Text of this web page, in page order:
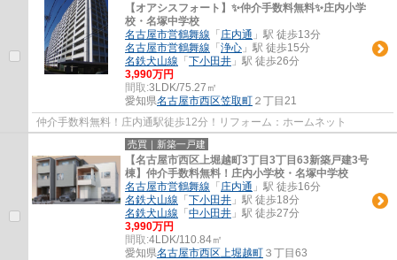
【オアシスフォート】✨️仲介手数料無料✨️庄内小学
校・名塚中学校
名古屋市営鶴舞線 「 庄内通 」駅 徒歩13分
名古屋市営鶴舞線 「 浄心 」駅 徒歩15分
名鉄犬山線 「 下小田井 」駅 徒歩26分
3,990万円
間取:3LDK/75.27㎡
愛知県名古屋市西区笠取町 ２丁目21
仲介手数料無料！庄内通駅徒歩12分！リフォーム：ホームネット
売買｜新築一戸建
【名古屋市西区上堀越町3丁目3丁目63新築戸建3号
棟】仲介手数料無料！庄内小学校・名塚中学校
名古屋市営鶴舞線 「 庄内通 」駅 徒歩16分
名鉄犬山線 「 下小田井 」駅 徒歩18分
名鉄犬山線 「 中小田井 」駅 徒歩27分
3,990万円
間取:4LDK/110.84㎡
愛知県名古屋市西区上堀越町 ３丁目63